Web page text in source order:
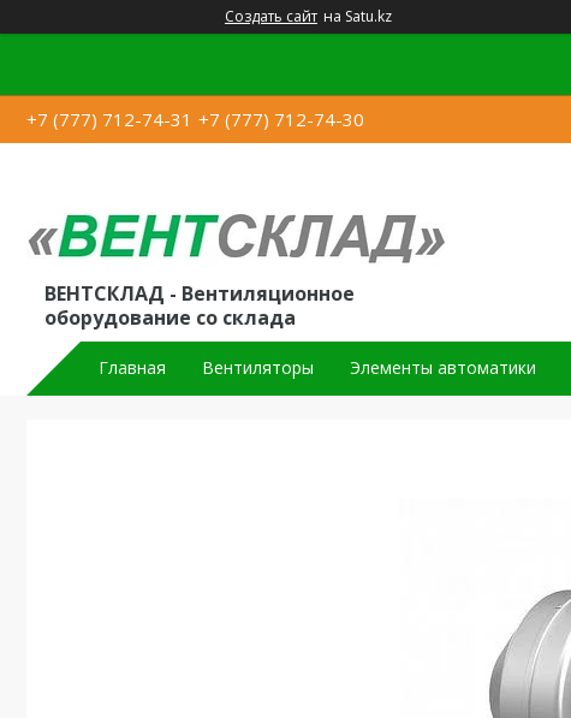
Создать сайт на Satu.kz
+7 (777) 712-74-31 +7 (777) 712-74-30
ВЕНТСКЛАД - Вентиляционное
оборудование со склада
Главная Вентиляторы Элементы автоматики